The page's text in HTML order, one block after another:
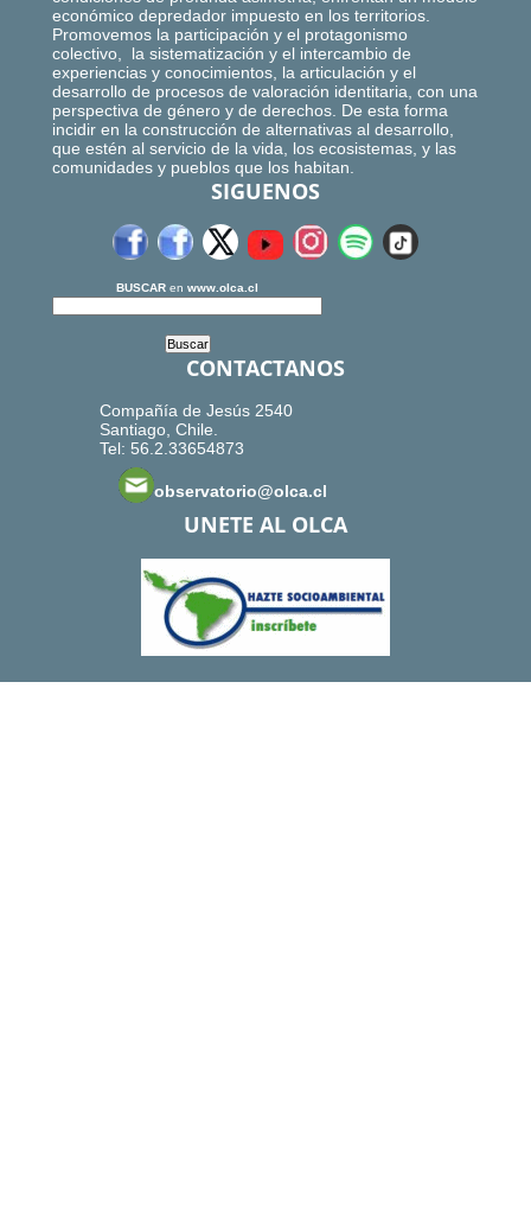
económico depredador impuesto en los territorios.
Promovemos la participación y el protagonismo
colectivo, la sistematización y el intercambio de
experiencias y conocimientos, la articulación y el
desarrollo de procesos de valoración identitaria, con una
perspectiva de género y de derechos. De esta forma
incidir en la construcción de alternativas al desarrollo,
que estén al servicio de la vida, los ecosistemas, y las
comunidades y pueblos que los habitan.
SIGUENOS
BUSCAR en www.olca.cl
CONTACTANOS
Compañía de Jesús 2540
Santiago, Chile.
Tel: 56.2.33654873
observatorio@olca.cl
UNETE AL OLCA